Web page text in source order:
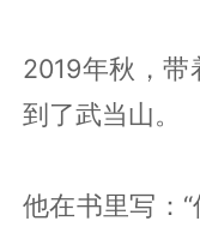
2019年秋，
到了武当山。
他在书里写：